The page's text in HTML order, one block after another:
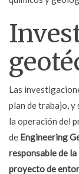
Las
plan de trabajo,
la operación del
de Engineering
responsable de
proyecto de